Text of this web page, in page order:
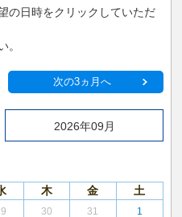
の日時をクリックしていただ
。
次の3ヵ月へ
2026年09月
木 金 土
30 31 1